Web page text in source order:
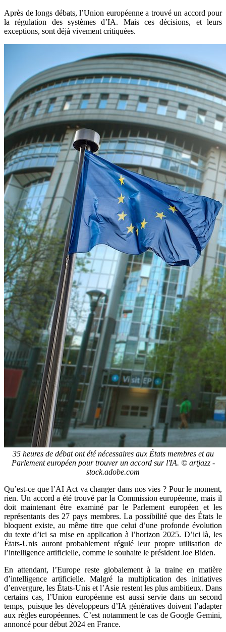
Après de longs débats, l’Union européenne a trouvé un accord pour
la régulation des systèmes d’IA. Mais ces décisions, et leurs
exceptions, sont déjà vivement critiquées.
35 heures de débat ont été nécessaires aux États membres et au
Parlement européen pour trouver un accord sur l'IA. © artjazz -
stock.adobe.com
Qu’est-ce que l’AI Act va changer dans nos vies ? Pour le moment,
rien. Un accord a été trouvé par la Commission européenne, mais il
doit maintenant être examiné par le Parlement européen et les
représentants des 27 pays membres. La possibilité que des États le
bloquent existe, au même titre que celui d’une profonde évolution
du texte d’ici sa mise en application à l’horizon 2025. D’ici là, les
États-Unis auront probablement régulé leur propre utilisation de
l’intelligence artificielle, comme le souhaite le président Joe Biden.
En attendant, l’Europe reste globalement à la traine en matière
d’intelligence artificielle. Malgré la multiplication des initiatives
d’envergure, les États-Unis et l’Asie restent les plus ambitieux. Dans
certains cas, l’Union européenne est aussi servie dans un second
temps, puisque les développeurs d’IA génératives doivent l’adapter
aux règles européennes. C’est notamment le cas de Google Gemini,
annoncé pour début 2024 en France.